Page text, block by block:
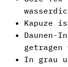
Kapuze
Daunen-
getragen
In grau